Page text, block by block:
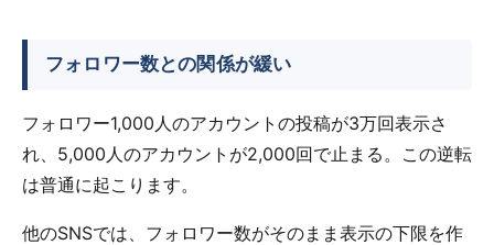
フォロワー数との関係が緩い
フォロワー1,000人のアカウントの投稿が3万回表示さ
れ、5,000人のアカウントが2,000回で止まる。この逆転
は普通に起こります。
他のSNSでは、フォロワー数がそのまま表示の下限を作